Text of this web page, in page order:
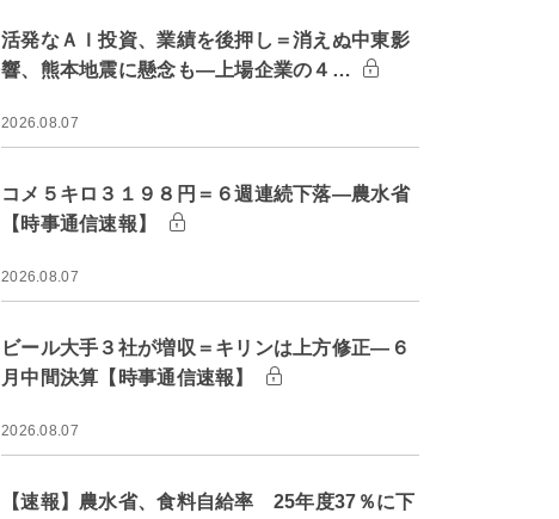
活発なＡＩ投資、業績を後押し＝消えぬ中東影
響、熊本地震に懸念も―上場企業の４…
2026.08.07
コメ５キロ３１９８円＝６週連続下落―農水省
【時事通信速報】
2026.08.07
ビール大手３社が増収＝キリンは上方修正―６
月中間決算【時事通信速報】
2026.08.07
【速報】農水省、食料自給率 25年度37％に下